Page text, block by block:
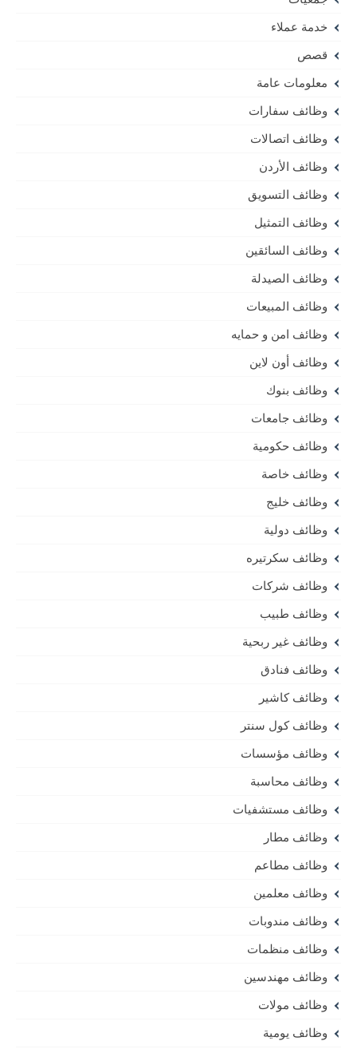
خدمة عملاء
قصص
معلومات عامة
وظائف سفارات
وظائف اتصالات
وظائف الأردن
وظائف التسويق
وظائف التمثيل
وظائف السائقين
وظائف الصيدلة
وظائف المبيعات
وظائف امن و حمايه
وظائف أون لاين
وظائف بنوك
وظائف جامعات
وظائف حكومية
وظائف خاصة
وظائف خليج
وظائف دولية
وظائف سكرتيره
وظائف شركات
وظائف طبيب
وظائف غير ربحية
وظائف فنادق
وظائف كاشير
وظائف كول سنتر
وظائف مؤسسات
وظائف محاسبة
وظائف مستشفيات
وظائف مطار
وظائف مطاعم
وظائف معلمين
وظائف مندوبات
وظائف منظمات
وظائف مهندسين
وظائف مولات
وظائف يومية